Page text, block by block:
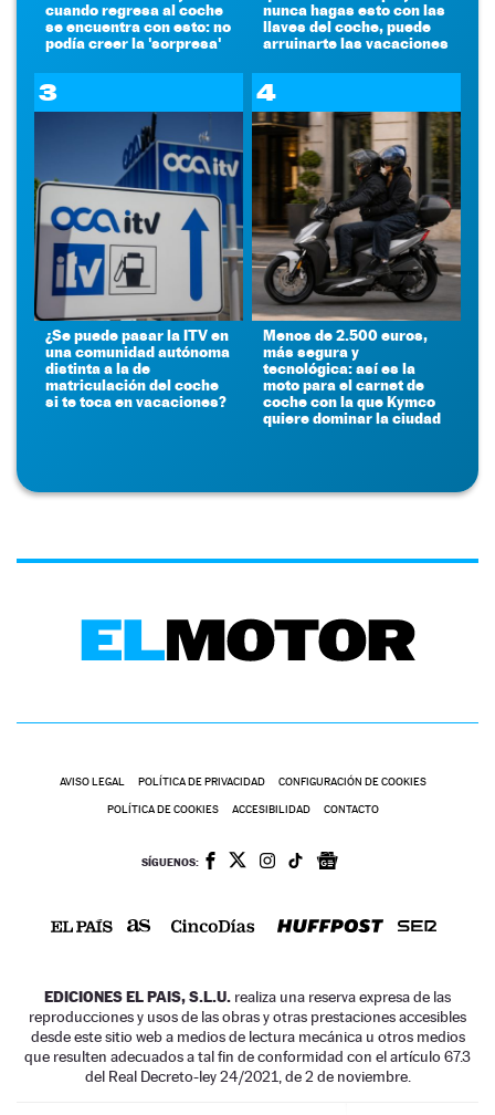
cuando regresa al coche
se encuentra con esto: no
podía creer la 'sorpresa'
nunca hagas esto con las
llaves del coche, puede
arruinarte las vacaciones
3
¿Se puede pasar la ITV en
una comunidad autónoma
distinta a la de
matriculación del coche
si te toca en vacaciones?
4
Menos de 2.500 euros,
más segura y
tecnológica: así es la
moto para el carnet de
coche con la que Kymco
quiere dominar la ciudad
AVISO LEGAL POLÍTICA DE PRIVACIDAD CONFIGURACIÓN DE COOKIES
POLÍTICA DE COOKIES ACCESIBILIDAD CONTACTO
SÍGUENOS:
EDICIONES EL PAIS, S.L.U. realiza una reserva expresa de las
reproducciones y usos de las obras y otras prestaciones accesibles
desde este sitio web a medios de lectura mecánica u otros medios
que resulten adecuados a tal fin de conformidad con el artículo 67.3
del Real Decreto-ley 24/2021, de 2 de noviembre.